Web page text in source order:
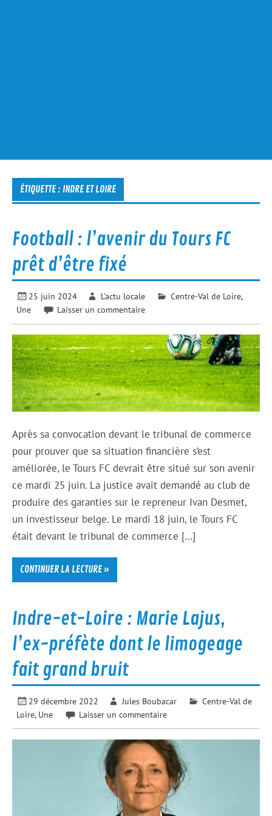
ÉTIQUETTE : INDRE ET LOIRE
Football : l’avenir du Tours FC
prêt d’être fixé
25 juin 2024 L'actu locale Centre-Val de Loire,
Une
Laisser un commentaire
Après sa convocation devant le tribunal de commerce
pour prouver que sa situation financière s’est
améliorée, le Tours FC devrait être situé sur son avenir
ce mardi 25 juin. La justice avait demandé au club de
produire des garanties sur le repreneur Ivan Desmet,
un investisseur belge. Le mardi 18 juin, le Tours FC
était devant le tribunal de commerce […]
CONTINUER LA LECTURE »
Indre-et-Loire : Marie Lajus,
l’ex-préfète dont le limogeage
fait grand bruit
29 décembre 2022 Jules Boubacar
Centre-Val de
Loire, Une Laisser un commentaire